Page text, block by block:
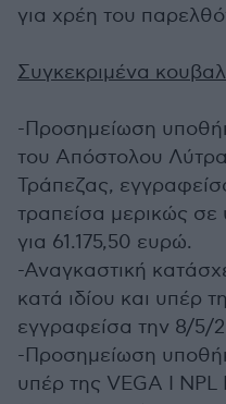
για χρέη του
Συγκεκριμένα
-Προσημείωση
του Απόστολου
Τράπεζας,
τραπείσα μερικώς
για 61.175,50 ευρώ.
-Αναγκαστική
κατά ιδίου και υπέρ
εγγραφείσα την 8/5/
-Προσημείωση
υπέρ της VEGA I